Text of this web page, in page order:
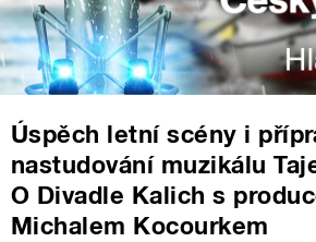
Úspěch letní scény i
nastudování muzikálu
O Divadle Kalich s
Michalem Kocourkem